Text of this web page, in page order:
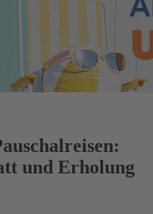
und Erholung